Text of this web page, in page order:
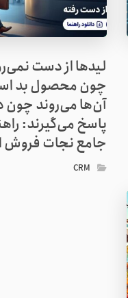
لیدها از دست
چون محصول بد
آن‌ها می‌روند چون
پاسخ می‌گیرند:
جامع نجات فروش
CRM